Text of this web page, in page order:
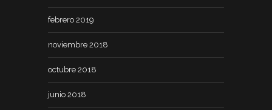
febrero 2019
noviembre 2018
octubre 2018
junio 2018